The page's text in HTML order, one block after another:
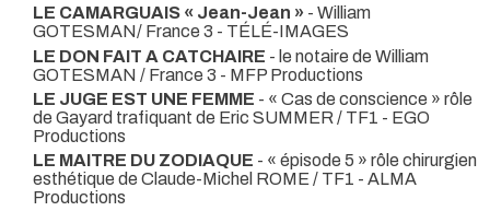
LE CAMARGUAIS « Jean-Jean » - William
GOTESMAN/ France 3 - TÉLÉ-IMAGES
LE DON FAIT A CATCHAIRE - le notaire de William
GOTESMAN / France 3 - MFP Productions
LE JUGE EST UNE FEMME - « Cas de conscience » rôle
de Gayard trafiquant de Eric SUMMER / TF1 - EGO
Productions
LE MAITRE DU ZODIAQUE - « épisode 5 » rôle chirurgien
esthétique de Claude-Michel ROME / TF1 - ALMA
Productions